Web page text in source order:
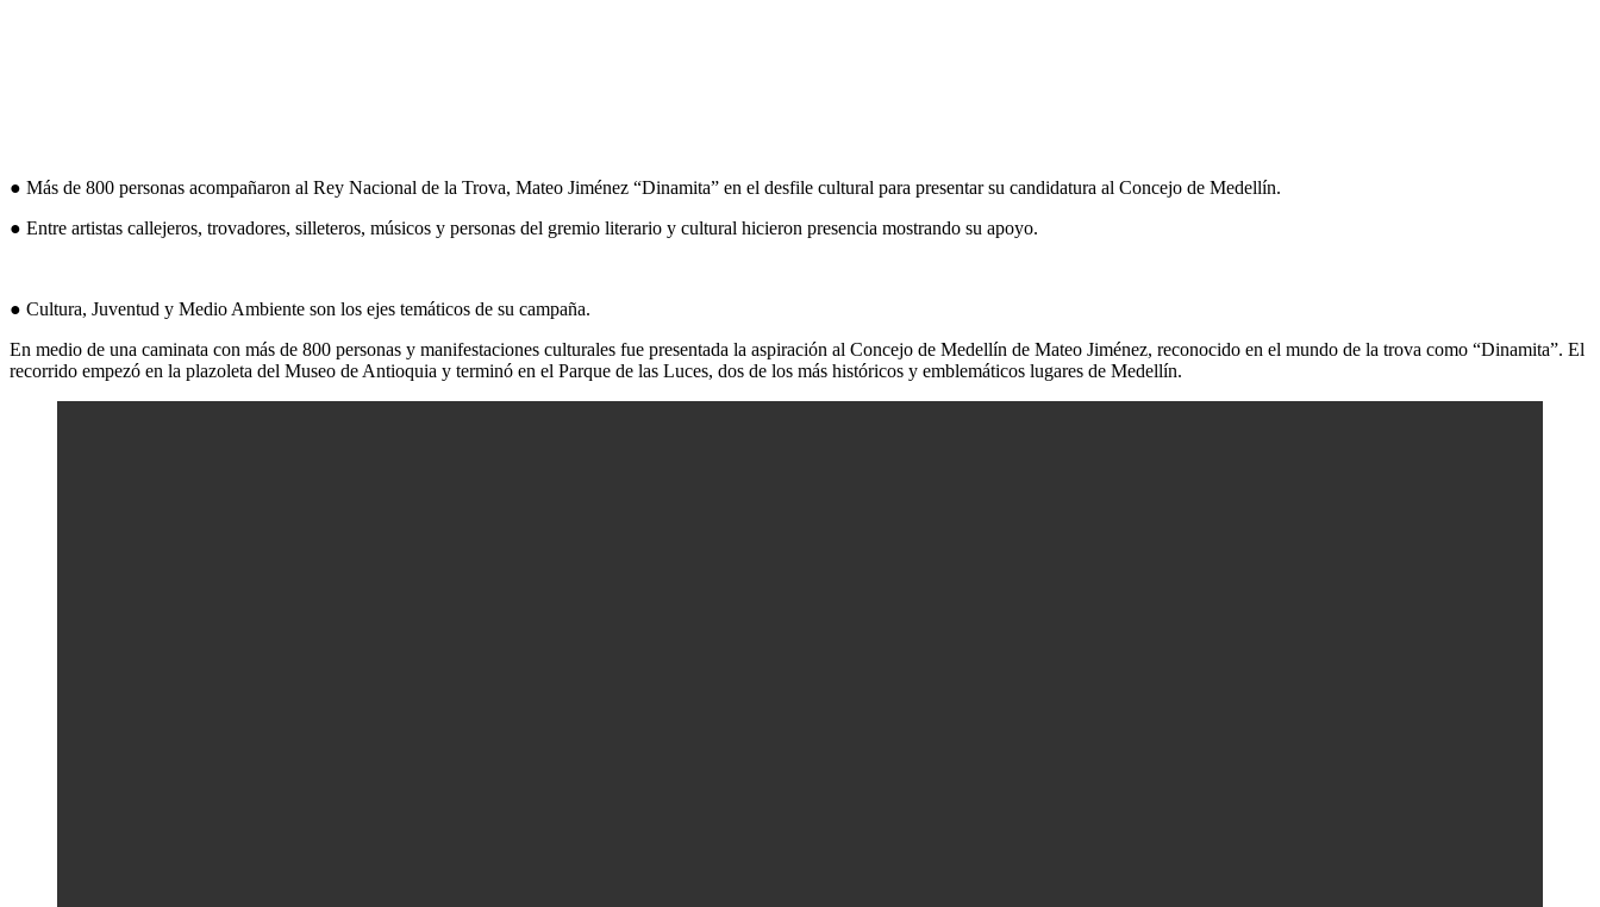
● Más de 800 personas acompañaron al Rey Nacional de la Trova, Mateo Jiménez “Dinamita” en el desfile cultural para presentar su candidatura al Concejo de Medellín.
● Entre artistas callejeros, trovadores, silleteros, músicos y personas del gremio literario y cultural hicieron presencia mostrando su apoyo.
● Cultura, Juventud y Medio Ambiente son los ejes temáticos de su campaña.
En medio de una caminata con más de 800 personas y manifestaciones culturales fue presentada la aspiración al Concejo de Medellín de Mateo Jiménez, reconocido en el mundo de la trova como “Dinamita”. El
recorrido empezó en la plazoleta del Museo de Antioquia y terminó en el Parque de las Luces, dos de los más históricos y emblemáticos lugares de Medellín.